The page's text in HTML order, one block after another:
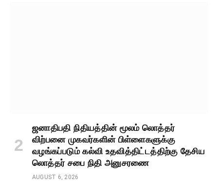
ஜனாதிபதி நிதியத்தின் மூலம் லொத்தர்
விற்பனை முகவர்களின் பிள்ளைகளுக்கு
வழங்கப்படும் கல்வி உதவித்திட்டத்திற்கு தேசிய
லொத்தர் சபை நிதி அனுசரணை
AUGUST 6, 2026